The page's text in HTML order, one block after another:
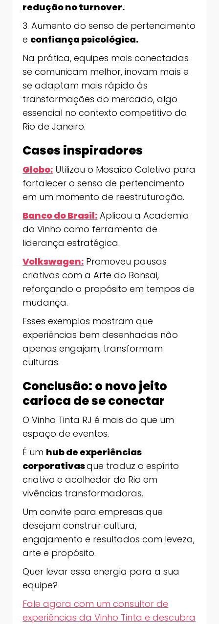
redução no turnover.
3. Aumento do senso de pertencimento
e confiança psicológica.
Na prática, equipes mais conectadas
se comunicam melhor, inovam mais e
se adaptam mais rápido às
transformações do mercado, algo
essencial no contexto competitivo do
Rio de Janeiro.
Cases inspiradores
Globo: Utilizou o Mosaico Coletivo para
fortalecer o senso de pertencimento
em um momento de reestruturação.
Banco do Brasil: Aplicou a Academia
do Vinho como ferramenta de
liderança estratégica.
Volkswagen: Promoveu pausas
criativas com a Arte do Bonsai,
reforçando o propósito em tempos de
mudança.
Esses exemplos mostram que
experiências bem desenhadas não
apenas engajam, transformam
culturas.
Conclusão: o novo jeito
carioca de se conectar
O Vinho Tinta RJ é mais do que um
espaço de eventos.
É um hub de experiências
corporativasque traduz o espírito
criativo e acolhedor do Rio em
vivências transformadoras.
Um convite para empresas que
desejam construir cultura,
engajamento e resultados com leveza,
arte e propósito.
Quer levar essa energia para a sua
equipe?
Fale agora com um consultor de
experiências da Vinho Tinta e descubra